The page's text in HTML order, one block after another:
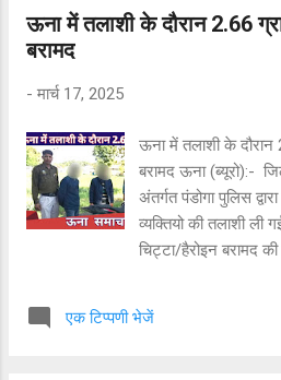
35 वर्ष निवासी वार्ड
पेट्रोल पंप चैना राम
के पद पर कार्यरत है।
45 वर्ष निवासी
पालमपुर जिला कांगड़ा
पद पर कार्यरत है। 4.
3...
ऊना में तलाशी के दौरान 2.66
बरामद
- मार्च 17, 2025
ऊना में तलाशी के दौरान
बरामद ऊना (ब्यूरो):-
अंतर्गत पंडोगा पुलिस
व्यक्तियो की तलाशी ली
चिट्टा/हैरोइन बरामद की
हैं।
एक टिप्पणी भेजें